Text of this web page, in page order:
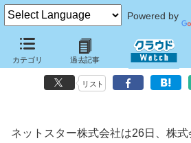
Powered by
カテゴリ 過去記事
ネットスター、安全なリモートアクセス環
イア モバイルSRAサービス」
リスト
ネットスター株式会社は26日、株式